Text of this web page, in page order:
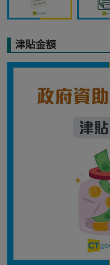
津貼金額